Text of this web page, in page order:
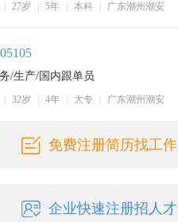
27岁 5年 本科 广东潮州潮安
/生产/国内跟单员
32岁 4年 大专 广东潮州潮安
免费注册简历找工作
企业快速注册招人才